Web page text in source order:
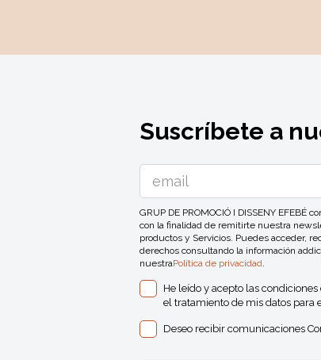
Suscríbete a
GRUP DE PROMOCIÓ I DISSENY
con la finalidad de remitirte nuestra
productos y Servicios. Puedes acceder,
derechos consultando la información
nuestraPolítica de privacidad.
He leído y acepto las
el tratamiento de mis datos para
Deseo recibir comunicaciones